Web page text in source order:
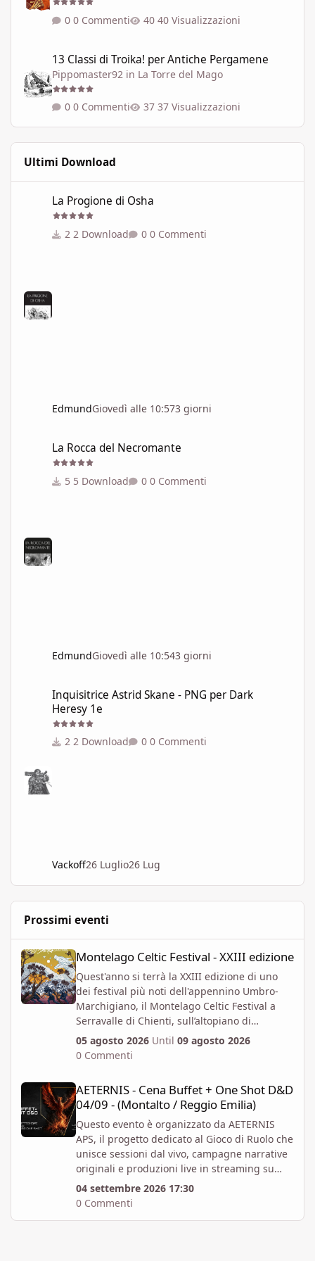
0 Commenti 40 Visualizzazioni
13 Classi di Troika! per Antiche Pergamene
Pippomaster92 in La Torre del Mago
0 Commenti 37 Visualizzazioni
Ultimi Download
La Progione di Osha
2 Download 0 Commenti
EdmundGiovedì alle 10:573 giorni
La Rocca del Necromante
5 Download 0 Commenti
EdmundGiovedì alle 10:543 giorni
Inquisitrice Astrid Skane - PNG per Dark
Heresy 1e
2 Download 0 Commenti
Vackoff26 Luglio26 Lug
Prossimi eventi
Montelago Celtic Festival - XXIII edizione
Montelago Celtic Festival - XXIII edizione
Quest'anno si terrà la XXIII edizione di uno
dei festival più noti dell'appennino Umbro-
Marchigiano, il Montelago Celtic Festival a
Serravalle di Chienti, sull’altopiano di
Colfiorito in provincia di Macerata.
https://www.montelagocelticfestival.it/
tantochè I biglietti attualmente disponibili
permettono l'accesso per almeno due giorni
consecutivi. E' attiva la prevendita Spring
Offer, che mette a disposizione dal 6 Aprile al
12 Giugno un numero massimo biglietti 4000.
Al momento i prezzi per la prevendita sono i
seguenti:
Abbonamento x 1 persona per 4gg - 82 EUR +
05 agosto 2026 Until 09 agosto 2026
0 Commenti
AETERNIS - Cena Buffet + One Shot D&D 04/09 - (Montalto /
AETERNIS - Cena Buffet + One Shot D&D
04/09 - (Montalto / Reggio Emilia)
Questo evento è organizzato da AETERNIS
APS, il progetto dedicato al Gioco di Ruolo che
unisce sessioni dal vivo, campagne narrative
originali e produzioni live in streaming su
Twitch.
Vi aspettiamo per un Evento Speciale: Cena
04 settembre 2026 17:30
0 Commenti